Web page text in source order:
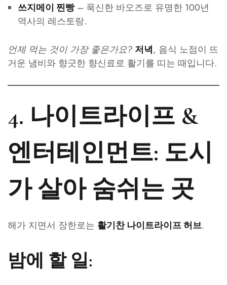
쓰지메이 찐빵– 푹신한 바오즈로 유명한 100년
역사의 레스토랑.
언제 먹는 것이 가장 좋은가요? 저녁, 음식 노점이 뜨
거운 냄비와 향긋한 향신료로 활기를 띠는 때입니다.
4. 나이트라이프 &
엔터테인먼트: 도시
가 살아 숨쉬는 곳
해가 지면서 장한로는 활기찬 나이트라이프 허브.
밤에 할 일: